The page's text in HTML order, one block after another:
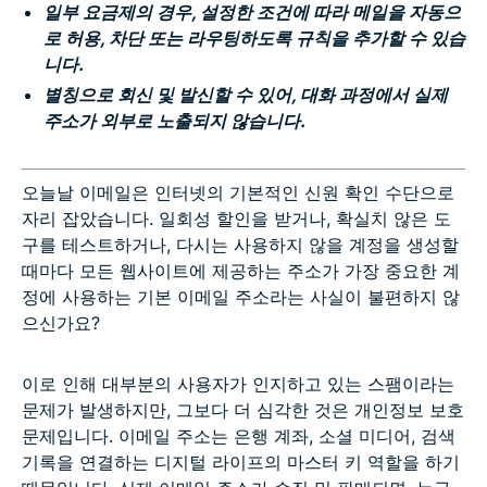
일부 요금제의 경우, 설정한 조건에 따라 메일을 자동으
로 허용, 차단 또는 라우팅하도록 규칙을 추가할 수 있습
니다.
별칭으로 회신 및 발신할 수 있어, 대화 과정에서 실제
주소가 외부로 노출되지 않습니다.
오늘날 이메일은 인터넷의 기본적인 신원 확인 수단으로
자리 잡았습니다. 일회성 할인을 받거나, 확실치 않은 도
구를 테스트하거나, 다시는 사용하지 않을 계정을 생성할
때마다 모든 웹사이트에 제공하는 주소가 가장 중요한 계
정에 사용하는 기본 이메일 주소라는 사실이 불편하지 않
으신가요?
이로 인해 대부분의 사용자가 인지하고 있는 스팸이라는
문제가 발생하지만, 그보다 더 심각한 것은 개인정보 보호
문제입니다. 이메일 주소는 은행 계좌, 소셜 미디어, 검색
기록을 연결하는 디지털 라이프의 마스터 키 역할을 하기